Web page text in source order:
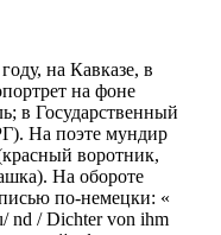
на Кавказе, в
на фоне
в Государственный
На поэте мундир
воротник,
На обороте
по-немецки: «
nd / Dichter von ihm